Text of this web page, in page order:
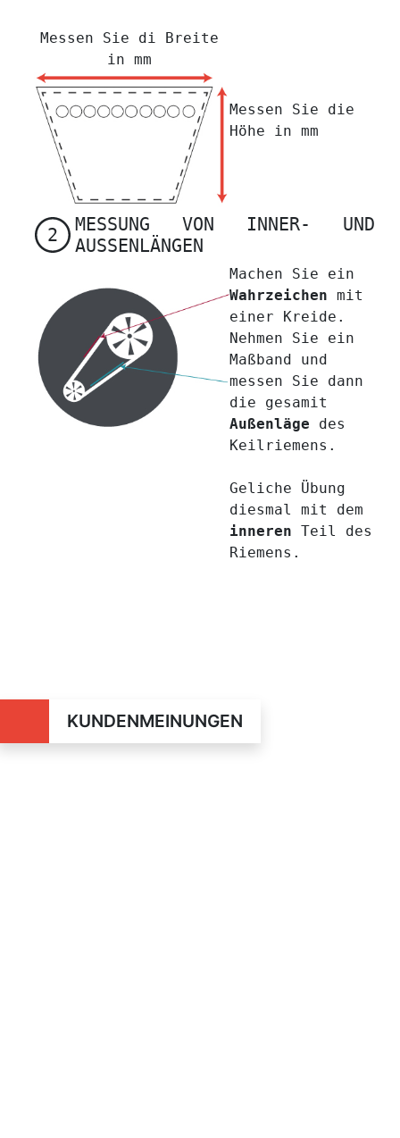
Messen Sie di Breite
in mm
Messen Sie die
Höhe in mm
2
MESSUNG VON INNER- UND
AUSSENLÄNGEN
Machen Sie ein
Wahrzeichen mit
einer Kreide.
Nehmen Sie ein
Maßband und
messen Sie dann
die gesamit
Außenläge des
Keilriemens.
Geliche Übung
diesmal mit dem
inneren Teil des
Riemens.
KUNDENMEINUNGEN